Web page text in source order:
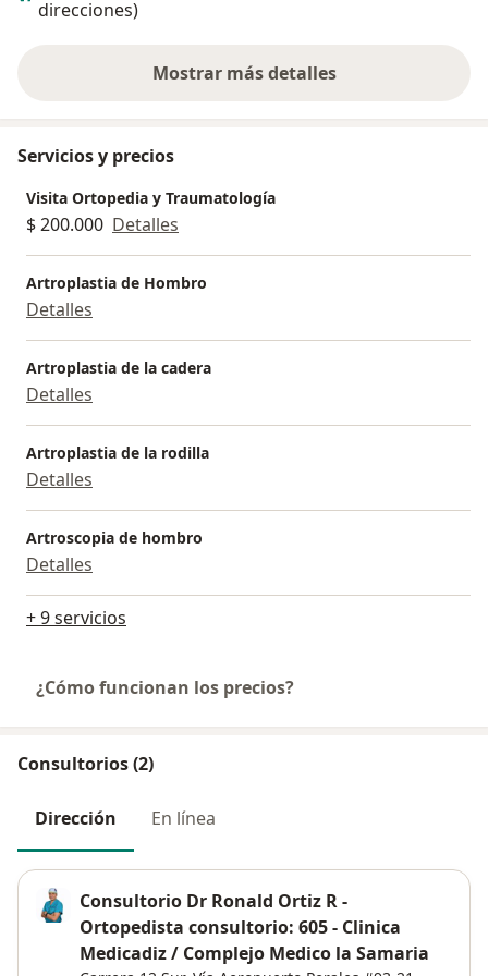
direcciones)
Mostrar más detalles
sobre la experiencia
Servicios y precios
Visita Ortopedia y Traumatología
$ 200.000 Detalles
Artroplastia de Hombro
Detalles
Artroplastia de la cadera
Detalles
Artroplastia de la rodilla
Detalles
Artroscopia de hombro
Detalles
+ 9 servicios
¿Cómo funcionan los precios?
Consultorios (2)
Dirección En línea
Consultorio Dr Ronald Ortiz R -
Ortopedista consultorio: 605 - Clinica
Medicadiz / Complejo Medico la Samaria